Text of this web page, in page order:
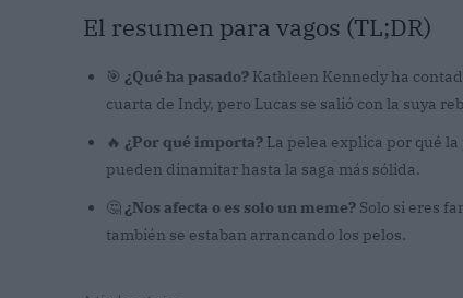
El resumen para vagos (TL;DR)
🎯 ¿Qué ha pasado? Kathleen Kennedy ha
cuarta de Indy, pero Lucas se salió con la suya
🔥 ¿Por qué importa? La pelea explica por qué
pueden dinamitar hasta la saga más sólida.
🤔 ¿Nos afecta o es solo un meme? Solo si eres
también se estaban arrancando los pelos.